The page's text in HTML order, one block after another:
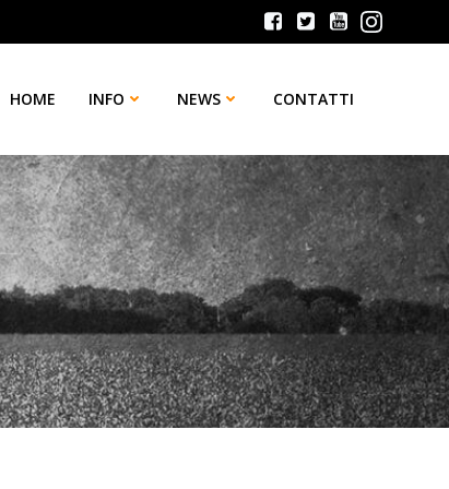
HOME INFO NEWS CONTATTI